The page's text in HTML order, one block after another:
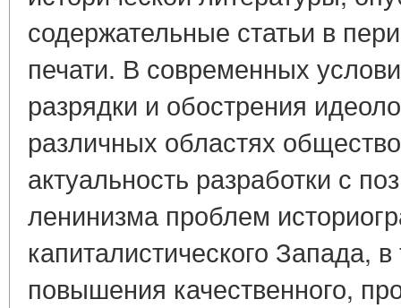
содержательные статьи в
печати. В современных
разрядки и обострения
различных областях
актуальность разработки с
ленинизма проблем
капиталистического Запада,
повышения качественного,